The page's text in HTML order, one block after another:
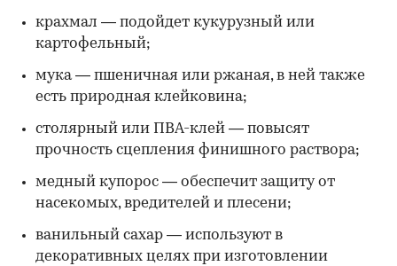
крахмал — подойдет кукурузный или
картофельный;
мука — пшеничная или ржаная, в ней также
есть природная клейковина;
столярный или ПВА-клей — повысят
прочность сцепления финишного раствора;
медный купорос — обеспечит защиту от
насекомых, вредителей и плесени;
ванильный сахар — используют в
декоративных целях при изготовлении